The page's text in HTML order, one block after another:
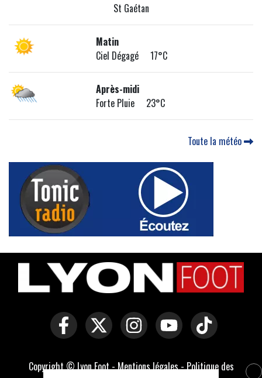
St Gaétan
Matin
Ciel Dégagé 17°C
Après-midi
Forte Pluie 23°C
Toute la météo
Copyright © Lyon Foot -Mentions légales-Politique des